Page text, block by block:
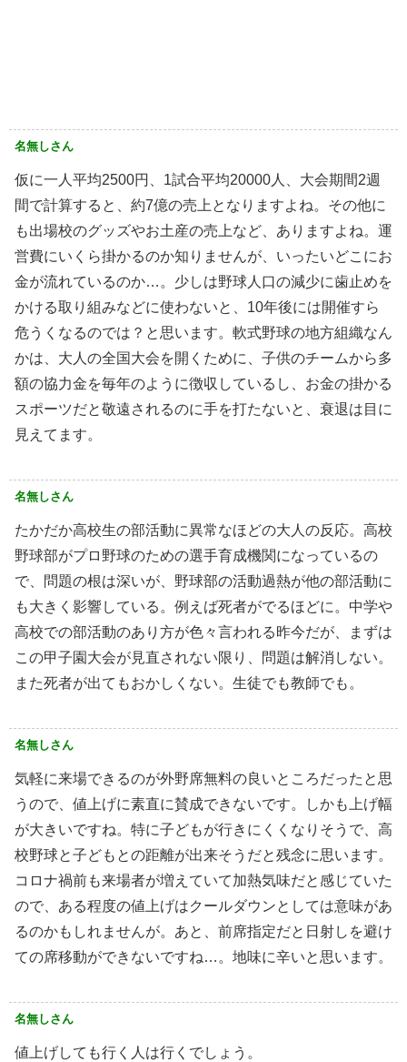
名無しさん
仮に一人平均2500円、1試合平均20000人、大会期間2週
間で計算すると、約7億の売上となりますよね。その他に
も出場校のグッズやお土産の売上など、ありますよね。運
営費にいくら掛かるのか知りませんが、いったいどこにお
金が流れているのか…。少しは野球人口の減少に歯止めを
かける取り組みなどに使わないと、10年後には開催すら
危うくなるのでは？と思います。軟式野球の地方組織なん
かは、大人の全国大会を開くために、子供のチームから多
額の協力金を毎年のように徴収しているし、お金の掛かる
スポーツだと敬遠されるのに手を打たないと、衰退は目に
見えてます。
名無しさん
たかだか高校生の部活動に異常なほどの大人の反応。高校
野球部がプロ野球のための選手育成機関になっているの
で、問題の根は深いが、野球部の活動過熱が他の部活動に
も大きく影響している。例えば死者がでるほどに。中学や
高校での部活動のあり方が色々言われる昨今だが、まずは
この甲子園大会が見直されない限り、問題は解消しない。
また死者が出てもおかしくない。生徒でも教師でも。
名無しさん
気軽に来場できるのが外野席無料の良いところだったと思
うので、値上げに素直に賛成できないです。しかも上げ幅
が大きいですね。特に子どもが行きにくくなりそうで、高
校野球と子どもとの距離が出来そうだと残念に思います。
コロナ禍前も来場者が増えていて加熱気味だと感じていた
ので、ある程度の値上げはクールダウンとしては意味があ
るのかもしれませんが。あと、前席指定だと日射しを避け
ての席移動ができないですね…。地味に辛いと思います。
名無しさん
値上げしても行く人は行くでしょう。